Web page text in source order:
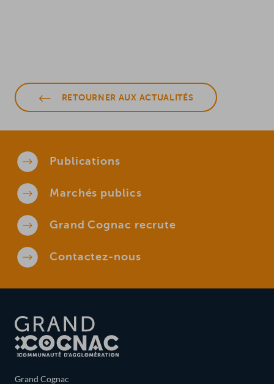
RETOURNER AUX ACTUALITÉS
Publications
Marchés publics
Grand Cognac recrute
Contactez-nous
Grand Cognac